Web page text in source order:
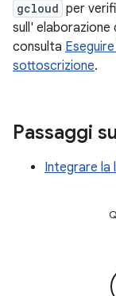
gcloud per
sull' elaborazione
consulta
sottoscrizione.
Passaggi
Integrare la